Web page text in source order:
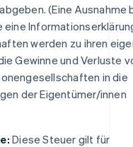
(Eine Ausnahme
werden zu ihren
Gewinne und Verluste
in die
der Eigentümer/innen
Diese Steuer gilt für